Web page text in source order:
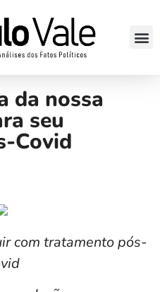
da nossa
seu
Covid
com tratamento pós-